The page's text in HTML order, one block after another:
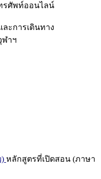
รศัพท์ออนไลน์
ะการเดินทาง
ฬาฯ
หลักสูตรที่เปิดสอน (ภาษา